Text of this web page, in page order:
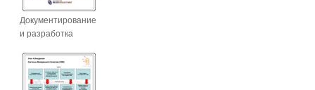
Документирование
и разработка